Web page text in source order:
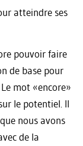
atteindre ses
pouvoir faire
de base pour
mot «encore»
le potentiel. Il
nous avons
de la